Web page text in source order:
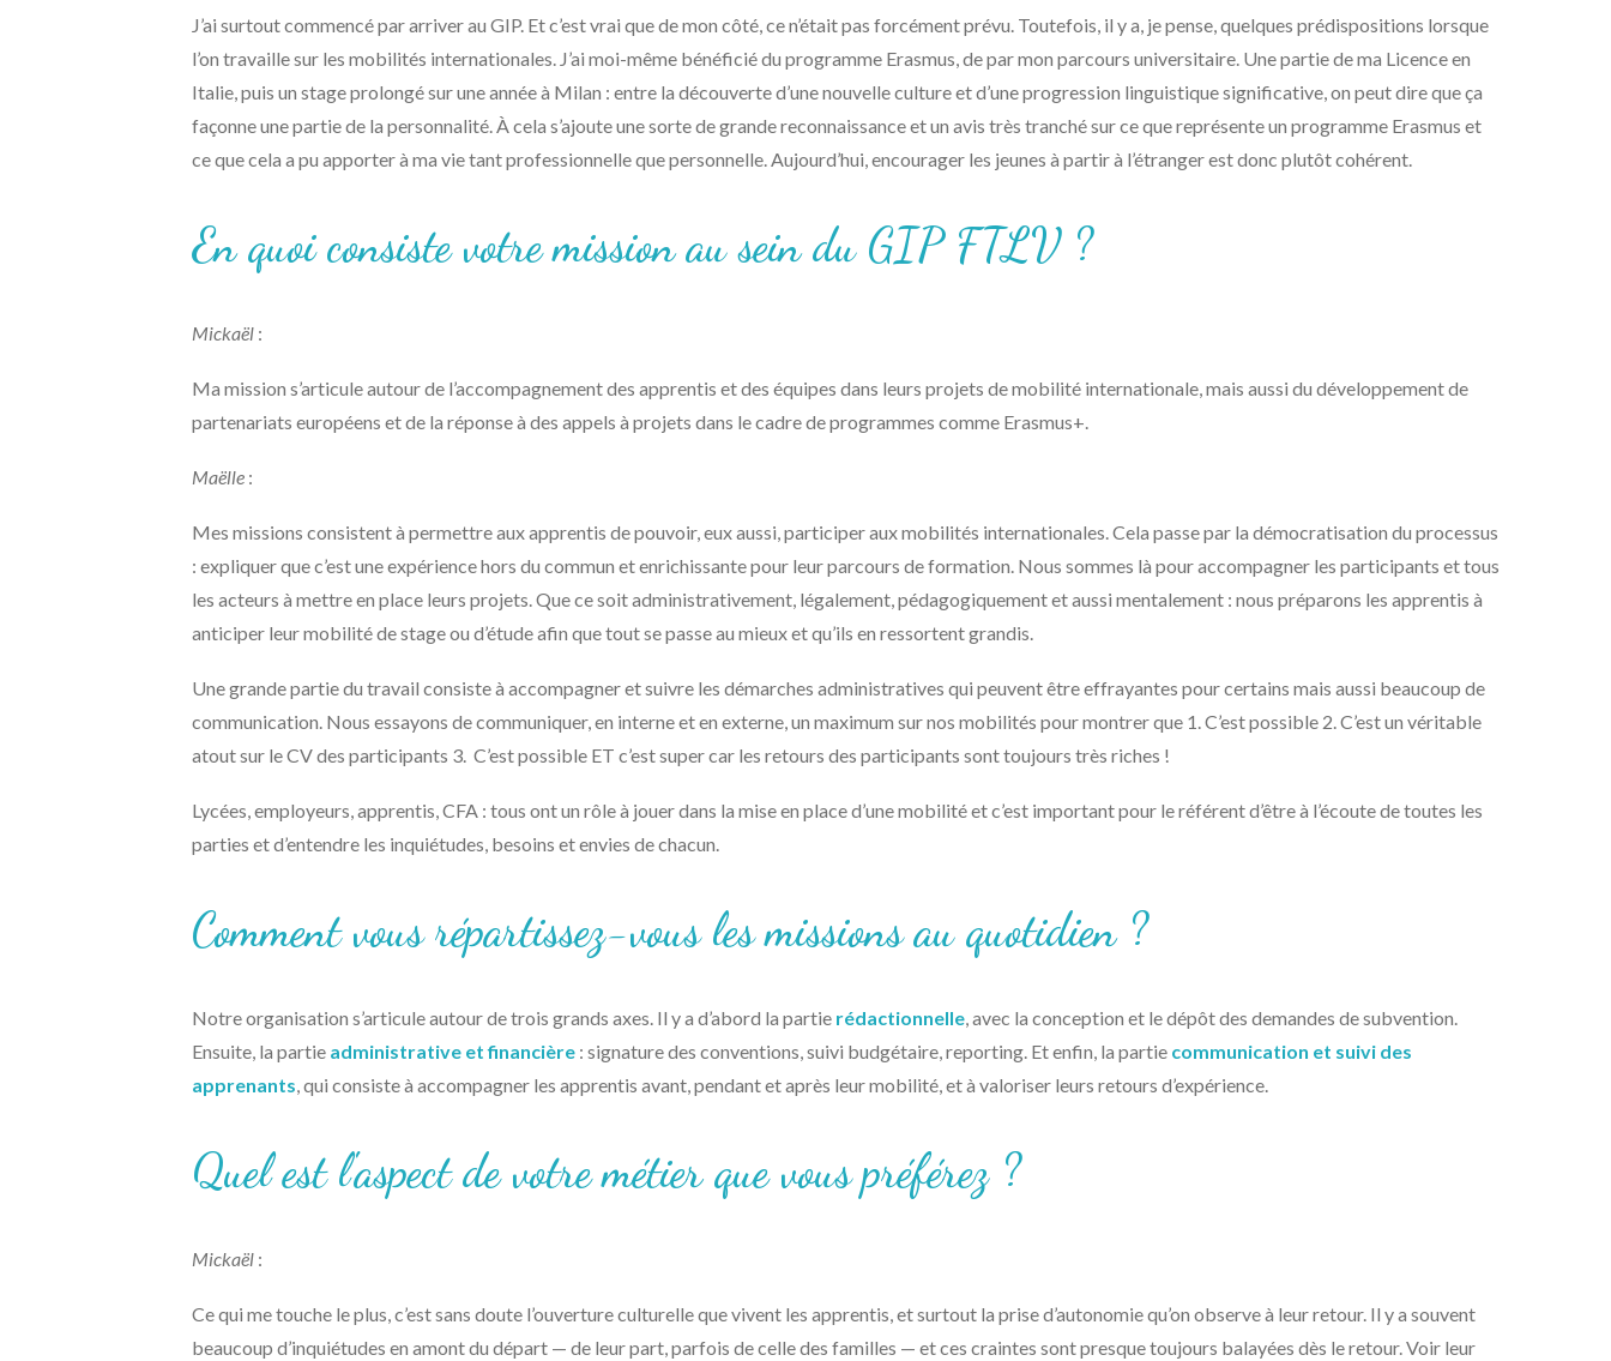
J’ai surtout commencé par arriver au GIP. Et c’est vrai que de mon côté, ce n’était pas forcément prévu. Toutefois, il y a, je pense, quelques prédispositions lorsque
l’on travaille sur les mobilités internationales. J’ai moi-même bénéficié du programme Erasmus, de par mon parcours universitaire. Une partie de ma Licence en
Italie, puis un stage prolongé sur une année à Milan : entre la découverte d’une nouvelle culture et d’une progression linguistique significative, on peut dire que ça
façonne une partie de la personnalité. À cela s’ajoute une sorte de grande reconnaissance et un avis très tranché sur ce que représente un programme Erasmus et
ce que cela a pu apporter à ma vie tant professionnelle que personnelle. Aujourd’hui, encourager les jeunes à partir à l’étranger est donc plutôt cohérent.
En quoi consiste votre mission au sein du GIP FTLV ?
Mickaël :
Ma mission s’articule autour de l’accompagnement des apprentis et des équipes dans leurs projets de mobilité internationale, mais aussi du développement de
partenariats européens et de la réponse à des appels à projets dans le cadre de programmes comme Erasmus+.
Maëlle :
Mes missions consistent à permettre aux apprentis de pouvoir, eux aussi, participer aux mobilités internationales. Cela passe par la démocratisation du processus
: expliquer que c’est une expérience hors du commun et enrichissante pour leur parcours de formation. Nous sommes là pour accompagner les participants et tous
les acteurs à mettre en place leurs projets. Que ce soit administrativement, légalement, pédagogiquement et aussi mentalement : nous préparons les apprentis à
anticiper leur mobilité de stage ou d’étude afin que tout se passe au mieux et qu’ils en ressortent grandis.
Une grande partie du travail consiste à accompagner et suivre les démarches administratives qui peuvent être effrayantes pour certains mais aussi beaucoup de
communication. Nous essayons de communiquer, en interne et en externe, un maximum sur nos mobilités pour montrer que 1. C’est possible 2. C’est un véritable
atout sur le CV des participants 3. C’est possible ET c’est super car les retours des participants sont toujours très riches !
Lycées, employeurs, apprentis, CFA : tous ont un rôle à jouer dans la mise en place d’une mobilité et c’est important pour le référent d’être à l’écoute de toutes les
parties et d’entendre les inquiétudes, besoins et envies de chacun.
Comment vous répartissez-vous les missions au quotidien ?
Notre organisation s’articule autour de trois grands axes. Il y a d’abord la partie rédactionnelle, avec la conception et le dépôt des demandes de subvention.
Ensuite, la partie administrative et financière : signature des conventions, suivi budgétaire, reporting. Et enfin, la partie communication et suivi des
apprenants, qui consiste à accompagner les apprentis avant, pendant et après leur mobilité, et à valoriser leurs retours d’expérience.
Quel est l'aspect de votre métier que vous préférez ?
Mickaël :
Ce qui me touche le plus, c’est sans doute l’ouverture culturelle que vivent les apprentis, et surtout la prise d’autonomie qu’on observe à leur retour. Il y a souvent
beaucoup d’inquiétudes en amont du départ — de leur part, parfois de celle des familles — et ces craintes sont presque toujours balayées dès le retour. Voir leur